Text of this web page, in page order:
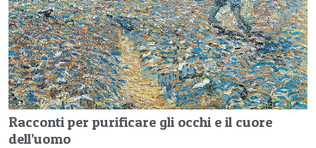
Racconti per purificare gli occhi e il cuore
dell’uomo